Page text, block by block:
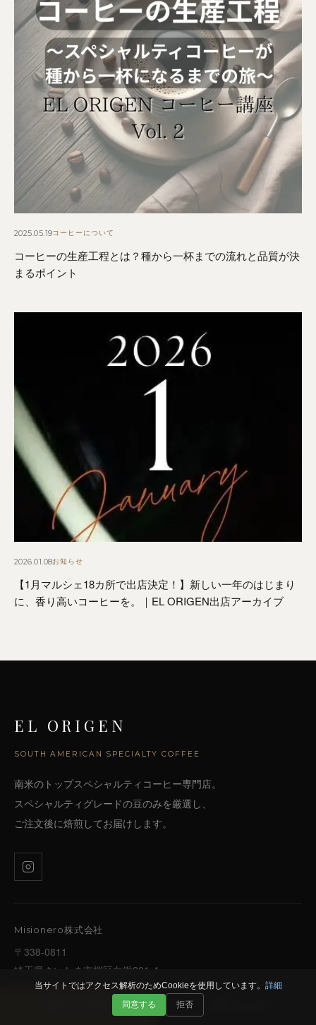
2025.05.19コーヒーについて
コーヒーの生産工程とは？種から一杯までの流れと品質が決
まるポイント
2026.01.08お知らせ
【1月マルシェ18カ所で出店決定！】新しい一年のはじまり
に、香り高いコーヒーを。｜EL ORIGEN出店アーカイブ
EL ORIGEN
SOUTH AMERICAN SPECIALTY COFFEE
南米のトップスペシャルティコーヒー専門店。
スペシャルティグレードの豆のみを厳選し、
ご注文後に焙煎してお届けします。
Misionero株式会社
〒338-0811
埼玉県さいたま市桜区白鍬201-4
TEL:090-2735-5157
受付 10:00〜18:00（火曜定休）
当サイトではアクセス解析のためCookieを使用しています。 詳細
同意する
拒否